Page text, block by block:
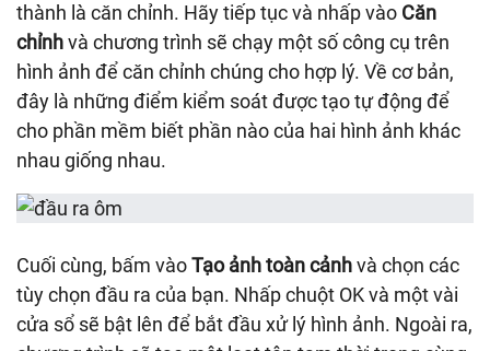
thành là căn chỉnh. Hãy tiếp tục và nhấp vào Căn
chỉnhvà chương trình sẽ chạy một số công cụ trên
hình ảnh để căn chỉnh chúng cho hợp lý. Về cơ bản,
đây là những điểm kiểm soát được tạo tự động để
cho phần mềm biết phần nào của hai hình ảnh khác
nhau giống nhau.
Cuối cùng, bấm vàoTạo ảnh toàn cảnhvà chọn các
tùy chọn đầu ra của bạn. Nhấp chuột OK và một vài
cửa sổ sẽ bật lên để bắt đầu xử lý hình ảnh. Ngoài ra,